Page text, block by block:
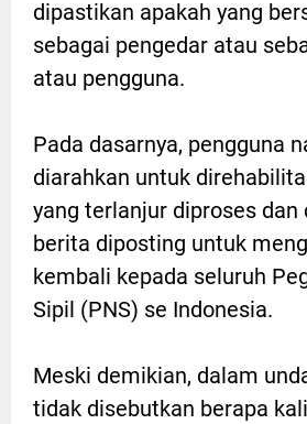
dipastikan apakah yang
sebagai pengedar atau
atau pengguna.
Pada dasarnya, pengguna
diarahkan untuk
yang terlanjur diproses dan
berita diposting untuk
kembali kepada seluruh
Sipil (PNS) se Indonesia.
Meski demikian, dalam
tidak disebutkan berapa